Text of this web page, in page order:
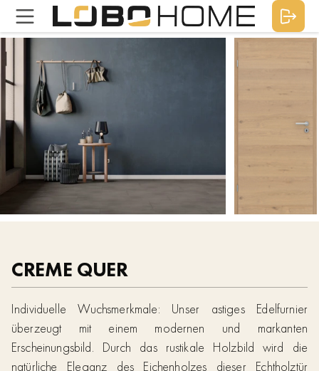
CREME QUER
Individuelle Wuchsmerkmale: Unser astiges Edelfurnier
überzeugt mit einem modernen und markanten
Erscheinungsbild. Durch das rustikale Holzbild wird die
natürliche Eleganz des Eichenholzes dieser Echtholztür